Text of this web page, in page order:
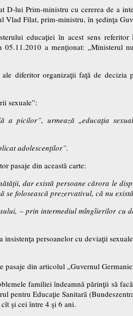
D-lui Prim-ministru cu cererea de a
Vlad Filat, prim-ministru, în şedinţa
educaţiei în acest sens
05.11.2010 a menţionat: „Ministerul
diferitor organizaţii faţă de
sexuale”:
a picilor”, urmează „educaţia
adolescenţilor”.
pasaje din această carte:
dar există persoane cărora le
se folosească prezervativul, că nu
– prin intermediul mîngîierilor cu
insistenţa persoanelor cu deviaţii
pasaje din articolul „Guvernul
familiei îndeamnă părinţii să
pentru Educaţie Sanitară
şi cei între 4 şi 6 ani.